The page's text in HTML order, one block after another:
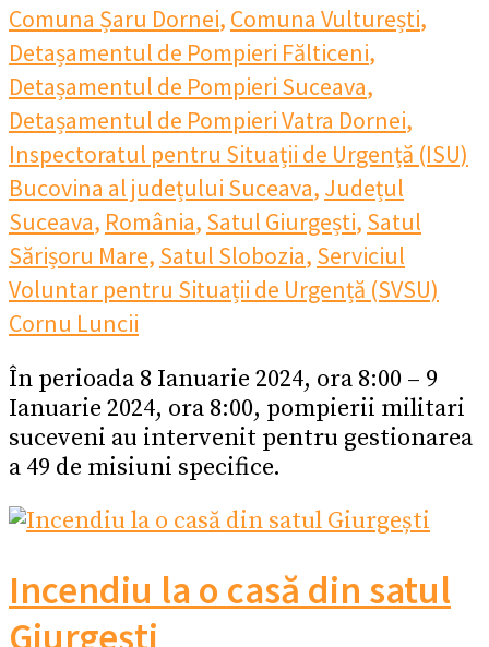
Comuna Șaru Dornei, Comuna Vulturești,
Detașamentul de Pompieri Fălticeni,
Detașamentul de Pompieri Suceava,
Detașamentul de Pompieri Vatra Dornei,
Inspectoratul pentru Situații de Urgență (ISU)
Bucovina al județului Suceava, Județul
Suceava, România, Satul Giurgești, Satul
Sărișoru Mare, Satul Slobozia, Serviciul
Voluntar pentru Situații de Urgență (SVSU)
Cornu Luncii
În perioada 8 Ianuarie 2024, ora 8:00 – 9
Ianuarie 2024, ora 8:00, pompierii militari
suceveni au intervenit pentru gestionarea
a 49 de misiuni specifice.
Incendiu la o casă din satul
Giurgești